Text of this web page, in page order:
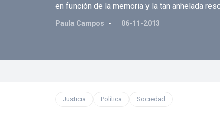
en función de la memoria y la tan anhelada
Paula Campos 06-11-2013
Justicia Política Sociedad